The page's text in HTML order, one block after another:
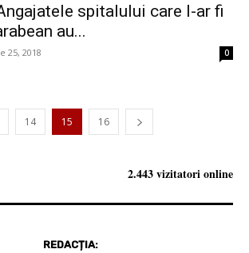
spitalului care l-ar fi
au...
25, 2018 0
14 15 16
2.443 vizitatori online
REDACȚIA: